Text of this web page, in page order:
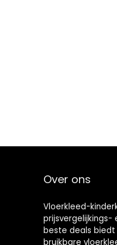
Over ons
Vloerkleed-
prijsvergelijkings-
beste deals
bruikbare